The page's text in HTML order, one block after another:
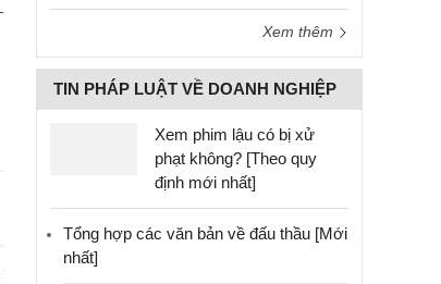
Xem thêm
TIN PHÁP LUẬT VỀ DOANH NGHIỆP
Xem phim lậu có bị xử
phạt không? [Theo quy
định mới nhất]
Tổng hợp các văn bản về đấu thầu [Mới
nhất]